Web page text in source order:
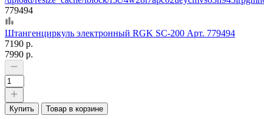
779494
Штангенциркуль электронный RGK SC-200 Арт. 779494
7190 р.
7990 р.
Купить Товар в корзине